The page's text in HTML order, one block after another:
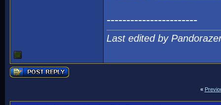
-----------------------
Last edited by
«